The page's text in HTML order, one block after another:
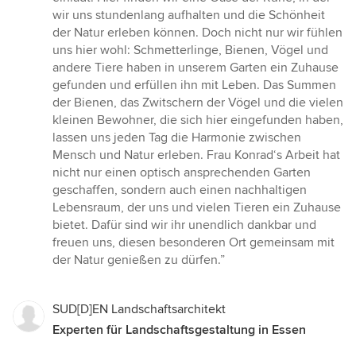
wir uns stundenlang aufhalten und die Schönheit
der Natur erleben können. Doch nicht nur wir fühlen
uns hier wohl: Schmetterlinge, Bienen, Vögel und
andere Tiere haben in unserem Garten ein Zuhause
gefunden und erfüllen ihn mit Leben. Das Summen
der Bienen, das Zwitschern der Vögel und die vielen
kleinen Bewohner, die sich hier eingefunden haben,
lassen uns jeden Tag die Harmonie zwischen
Mensch und Natur erleben. Frau Konrad‘s Arbeit hat
nicht nur einen optisch ansprechenden Garten
geschaffen, sondern auch einen nachhaltigen
Lebensraum, der uns und vielen Tieren ein Zuhause
bietet. Dafür sind wir ihr unendlich dankbar und
freuen uns, diesen besonderen Ort gemeinsam mit
der Natur genießen zu dürfen.”
SUD[D]EN Landschaftsarchitekt
Experten für Landschaftsgestaltung in Essen